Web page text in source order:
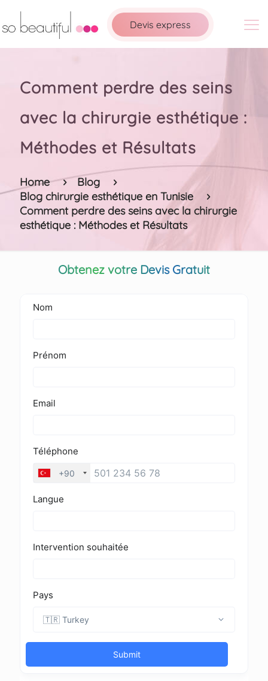
Devis express
Comment perdre des seins
avec la chirurgie esthétique :
Méthodes et Résultats
Home
Blog
Blog chirurgie esthétique en Tunisie
Comment perdre des seins avec la chirurgie
esthétique : Méthodes et Résultats
Obtenez votre Devis Gratuit